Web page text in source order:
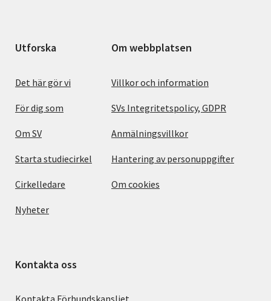
Utforska
Det här gör vi
För dig som
Om SV
Starta studiecirkel
Cirkelledare
Nyheter
Om webbplatsen
Villkor och information
SVs Integritetspolicy, GDPR
Anmälningsvillkor
Hantering av personuppgifter
Om cookies
Kontakta oss
Kontakta Förbundskansliet